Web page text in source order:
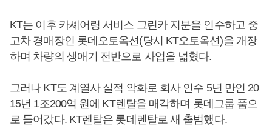
KT는 이후 카셰어링 서비스 그린카 지분을 인수하고 중
고차 경매장인 롯데오토옥션(당시 KT오토옥션)을 개장
하며 차량의 생애기 전반으로 사업을 넓혔다.
그러나 KT도 계열사 실적 악화로 회사 인수 5년 만인 20
15년 1조200억 원에 KT렌탈을 매각하며 롯데그룹 품으
로 들어갔다. KT렌탈은 롯데렌탈로 새 출범했다.